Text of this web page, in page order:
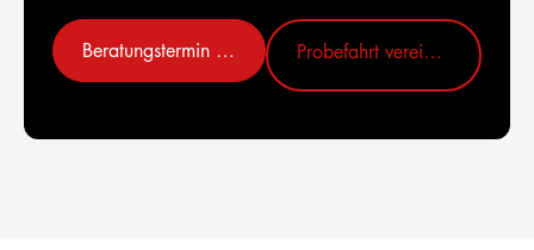
Beratungstermin vereinbaren Probefahrt vereinbaren